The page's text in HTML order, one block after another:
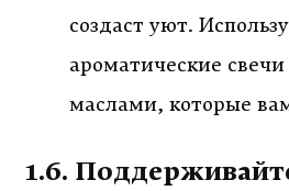
создаст уют.
ароматические
маслами, которые
1.6.